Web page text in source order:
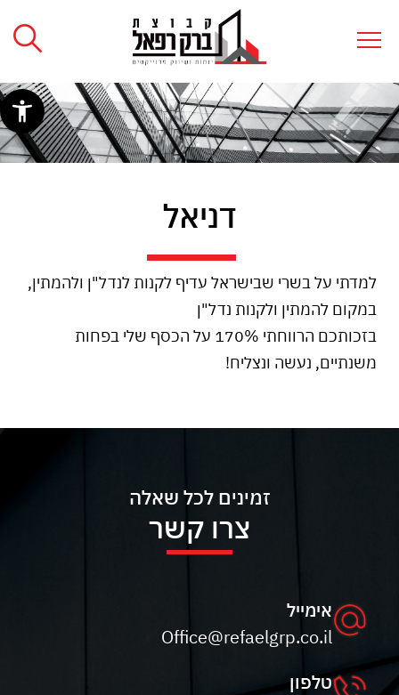
דניאל
למדתי על בשרי שבישראל עדיף לקנות לנדל"ן ולהמתין,
במקום להמתין ולקנות נדל"ן
בזכותכם הרווחתי 170% על הכסף שלי בפחות
משנתיים, נעשה ונצליח!
זמינים לכל שאלה
צרו קשר
אימייל
Office@refaelgrp.co.il
טלפון